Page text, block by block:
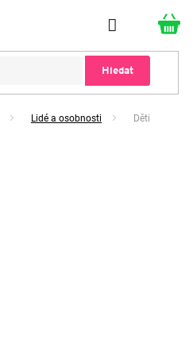
Hledat
Lidé a osobnosti Děti